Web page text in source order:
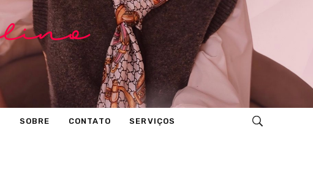
SOBRE CONTATO SERVIÇOS